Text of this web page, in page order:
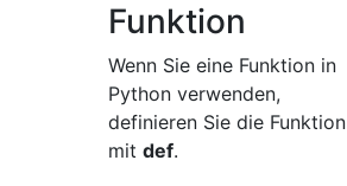
Funktion
Wenn Sie eine Funktion in
Python verwenden,
definieren Sie die Funktion
mitdef.